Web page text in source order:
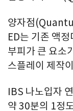
양자점
ED는 기존 액
부피가 큰 요소
스플레이 제작
IBS 나노입자
약 30분의 1정